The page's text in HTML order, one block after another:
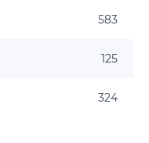
583
125
324